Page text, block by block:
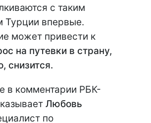
с таким
Турции впервые.
может привести к
на путевки в страну,
снизится.
в комментарии РБК-
Любовь
по